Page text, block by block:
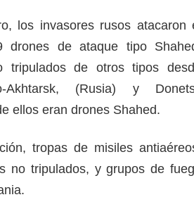
los invasores rusos atacaron
de ataque tipo
tripulados de otros tipos
Akhtarsk, (Rusia) y
ellos eran drones Shahed.
tropas de misiles
no tripulados, y grupos de